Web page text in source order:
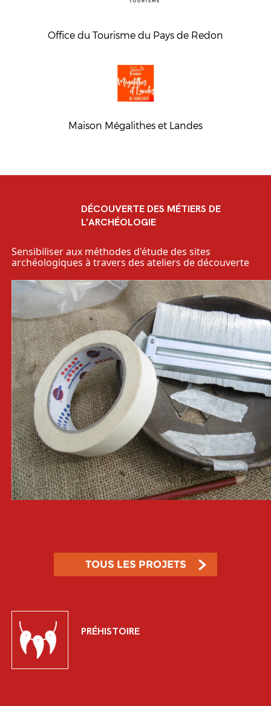
Office du Tourisme du Pays de Redon
Maison Mégalithes et Landes
DÉCOUVERTE DES MÉTIERS DE
L’ARCHÉOLOGIE
Sensibiliser aux méthodes d'étude des sites
archéologiques à travers des ateliers de découverte
TOUS LES PROJETS
PRÉHISTOIRE